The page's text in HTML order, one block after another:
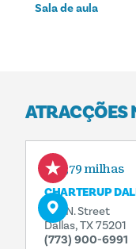
Sala de aula
ATRACÇÕES
1,79 milhas
CHARTERUP
327 N. Street
Dallas, TX 75201
(773) 900-6991